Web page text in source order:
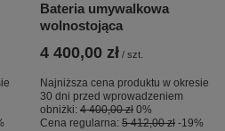
Bateria umywalkowa
wolnostojąca
4 400,00 zł / szt.
Najniższa cena produktu w okresie
30 dni przed wprowadzeniem
obniżki: 4 400,00 zł 0%
Cena regularna: 5 412,00 zł -19%